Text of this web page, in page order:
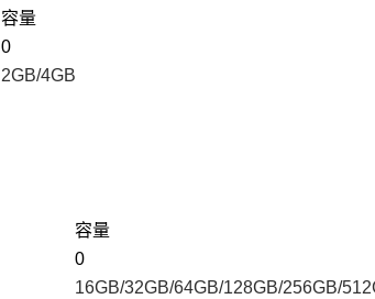
容量
0
2GB/4GB
容量
0
16GB/32GB/64GB/128GB/256GB/